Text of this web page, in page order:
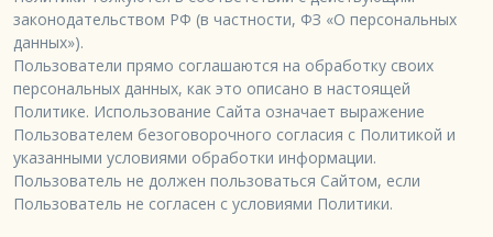
законодательством РФ (в частности, ФЗ «О персональных
данных»).
Пользователи прямо соглашаются на обработку своих
персональных данных, как это описано в настоящей
Политике. Использование Сайта означает выражение
Пользователем безоговорочного согласия с Политикой и
указанными условиями обработки информации.
Пользователь не должен пользоваться Сайтом, если
Пользователь не согласен с условиями Политики.